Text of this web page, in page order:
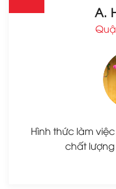
A.
Hình thức làm
chất lượng